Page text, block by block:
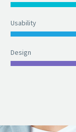
Usability
Design